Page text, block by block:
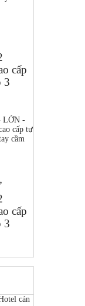
cấp
3
cấp
3